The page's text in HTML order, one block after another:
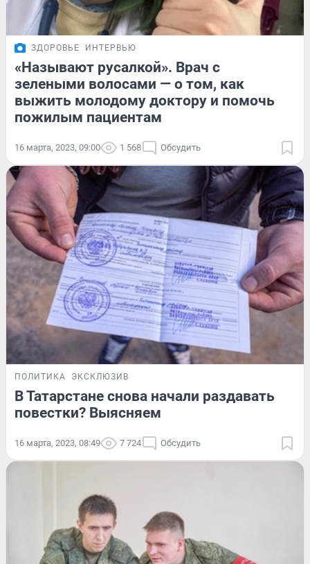
ЗДОРОВЬЕ ИНТЕРВЬЮ
«Называют русалкой». Врач с
зелеными волосами — о том, как
выжить молодому доктору и помочь
пожилым пациентам
16 марта, 2023, 09:00 1 568 Обсудить
ПОЛИТИКА ЭКСКЛЮЗИВ
В Татарстане снова начали раздавать
повестки? Выясняем
16 марта, 2023, 08:49 7 724 Обсудить